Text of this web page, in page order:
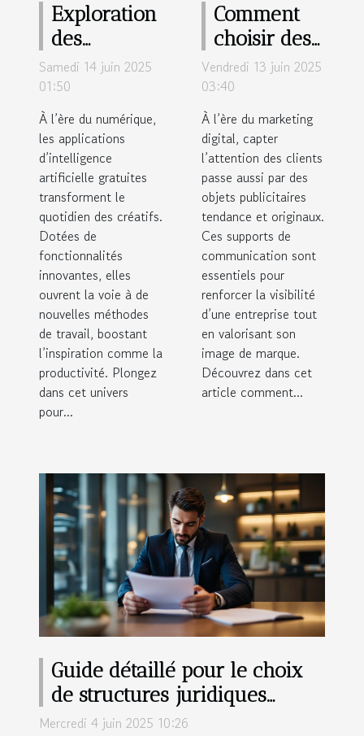
Exploration
des
avantages
des
applications
d'IA
gratuites
pour les
créatifs
Samedi 14 juin 2025
01:50
À l’ère du numérique,
les applications
d’intelligence
artificielle gratuites
transforment le
quotidien des créatifs.
Dotées de
fonctionnalités
innovantes, elles
ouvrent la voie à de
nouvelles méthodes
de travail, boostant
l’inspiration comme la
productivité. Plongez
dans cet univers
pour...
Comment
choisir des
objets
publicitaires
tendance
pour
booster
votre
entreprise
Vendredi 13 juin 2025
03:40
À l’ère du marketing
digital, capter
l’attention des clients
passe aussi par des
objets publicitaires
tendance et originaux.
Ces supports de
communication sont
essentiels pour
renforcer la visibilité
d’une entreprise tout
en valorisant son
image de marque.
Découvrez dans cet
article comment...
Guide détaillé pour le choix
de structures juridiques
adaptées aux entrepreneurs à
Mercredi 4 juin 2025 10:26